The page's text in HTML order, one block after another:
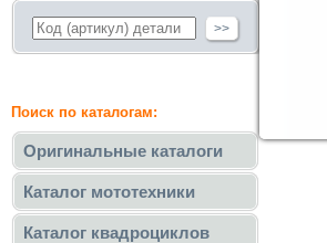
>>
Поиск по каталогам:
Оригинальные каталоги
Каталог мототехники
Каталог квадроциклов